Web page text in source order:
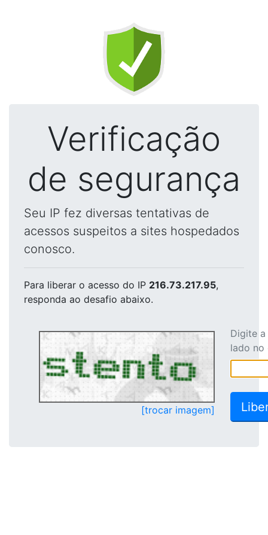
Verificação
de segurança
Seu IP fez diversas tentativas de
acessos suspeitos a sites hospedados
conosco.
Para liberar o acesso do IP 216.73.217.95,
responda ao desafio abaixo.
[trocar imagem]
Digite
lado no